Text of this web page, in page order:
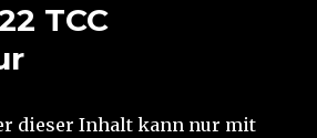
TCC
dieser Inhalt kann nur mit